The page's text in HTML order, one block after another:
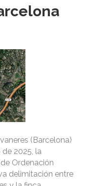
(Barcelona)
2025, la
Ordenación
delimitación entre